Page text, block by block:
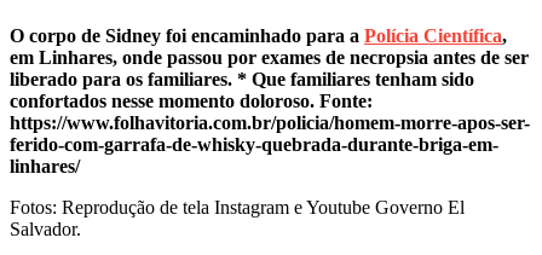
O corpo de Sidney foi encaminhado para a Polícia Científica,
em Linhares, onde passou por exames de necropsia antes de ser
liberado para os familiares. * Que familiares tenham sido
confortados nesse momento doloroso. Fonte:
https://www.folhavitoria.com.br/policia/homem-morre-apos-ser-
ferido-com-garrafa-de-whisky-quebrada-durante-briga-em-
linhares/
Fotos: Reprodução de tela Instagram e Youtube Governo El
Salvador.